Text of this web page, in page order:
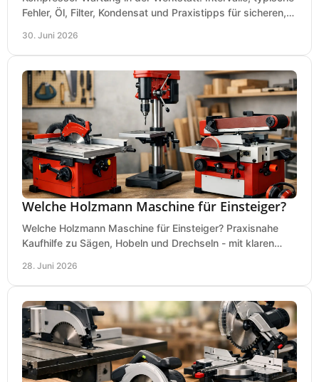
Fehler, Öl, Filter, Kondensat und Praxistipps für sicheren,
30. Juni 2026
Welche Holzmann Maschine für Einsteiger?
Welche Holzmann Maschine für Einsteiger? Praxisnahe
Kaufhilfe zu Sägen, Hobeln und Drechseln - mit klaren
28. Juni 2026